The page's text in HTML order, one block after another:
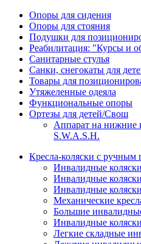
Опоры для сидения
Опоры для стояния
Подушки для
Реабилитация: "Курсы и
Санитарные стулья
Санки, снегокаты для
Товары для
Утяжеленные одеяла
Функциональные опоры
Ортезы для детей/Свош
Аппарат на нижние
S.W.A.S.H.
Кресла-коляски с ручным
Инвалидные
Инвалидные
Инвалидные
Механические
Большие
Инвалидные
Легкие складные